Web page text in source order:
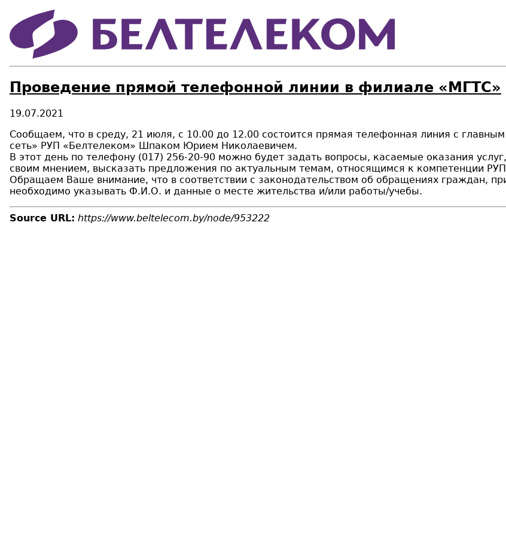
Проведение прямой телефонной линии в филиале «МГТС»
19.07.2021
Сообщаем, что в среду, 21 июля, с 10.00 до 12.00 состоится прямая телефонная линия с
сеть» РУП «Белтелеком» Шпаком Юрием Николаевичем.
В этот день по телефону (017) 256-20-90 можно будет задать вопросы, касаемые оказания
своим мнением, высказать предложения по актуальным темам, относящимся к компетенции
Обращаем Ваше внимание, что в соответствии с законодательством об обращениях граждан,
необходимо указывать Ф.И.О. и данные о месте жительства и/или работы/учебы.
Source URL: https://www.beltelecom.by/node/953222